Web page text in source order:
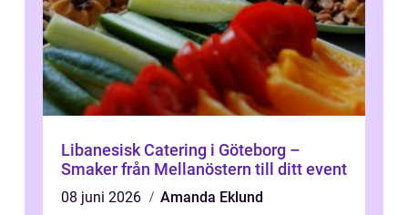
Libanesisk Catering i Göteborg –
Smaker från Mellanöstern till ditt event
08 juni 2026
Amanda Eklund